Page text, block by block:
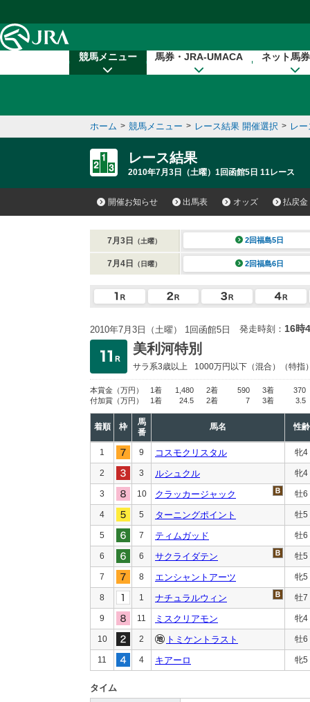
競馬メニュー 馬券・JRA-UMACA ネット馬
ホーム > 競馬メニュー > レース結果 開催選択 > レ
レース結果
2010年7月3日（土曜）1回函館5日 11レース
開催お知らせ 出馬表 オッズ 払戻金
7月3日 （土曜） 2回福島5日
7月4日 （日曜） 2回福島6日
2010年7月3日（土曜） 1回函館5日 発走時刻： 16時
美利河特別
サラ系3歳以上 1000万円以下 （混合）（特指
本賞金 （万円） 1着 1,480 2着 590 3着
370
付加賞 （万円） 1着 24.5 2着 7 3着 3.5
着順 枠
馬
番
馬名 性齢
1 9 コスモクリスタル 牝4
2 3 ルシュクル 牝4
3 10 クラッカージャック 牡6
4 5 ターニングポイント 牡5
5 7 ティムガッド 牡6
6 6 サクライダテン 牡5
7 8 エンシャントアーツ 牝5
8 1 ナチュラルウィン 牡7
9 11 ミスクリアモン 牝4
10 2 トミケントラスト 牡6
11 4 キアーロ 牝5
タイム